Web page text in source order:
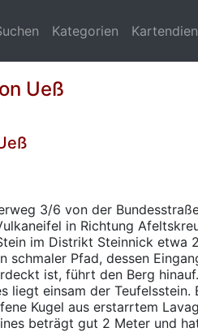
Kategorien
Ueß
3/6 von der
in Richtung
im Distrikt Steinnick etwa
schmaler Pfad, dessen
ist, führt den Berg
liegt einsam der Teufelsstein.
Kugel aus erstarrtem
beträgt gut 2 Meter und